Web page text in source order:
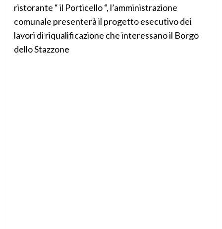
ristorante “ il Porticello “, l’amministrazione
comunale presenterà il progetto esecutivo dei
lavori di riqualificazione che interessano il Borgo
dello Stazzone